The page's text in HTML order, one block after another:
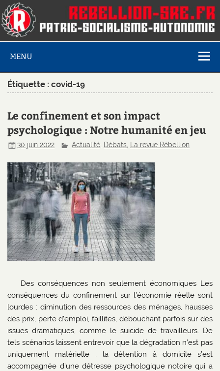
MENU
Étiquette :covid-19
Le confinement et son impact
psychologique : Notre humanité en jeu
30 juin 2022 Actualité, Débats, La revue Rébellion
Des conséquences non seulement économiques Les
conséquences du confinement sur l’économie réelle sont
lourdes : diminution des ressources des ménages, hausses
des prix, perte d’emploi, faillites, débouchant parfois sur des
issues dramatiques, comme le suicide de travailleurs. De
tels scénarios laissent entrevoir que la dégradation n’est pas
uniquement matérielle ; la détention à domicile s’est
accompagnée d’une détresse psychologique notoire qui a